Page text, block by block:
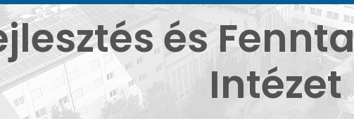
és Fenntartható
és
Intézet